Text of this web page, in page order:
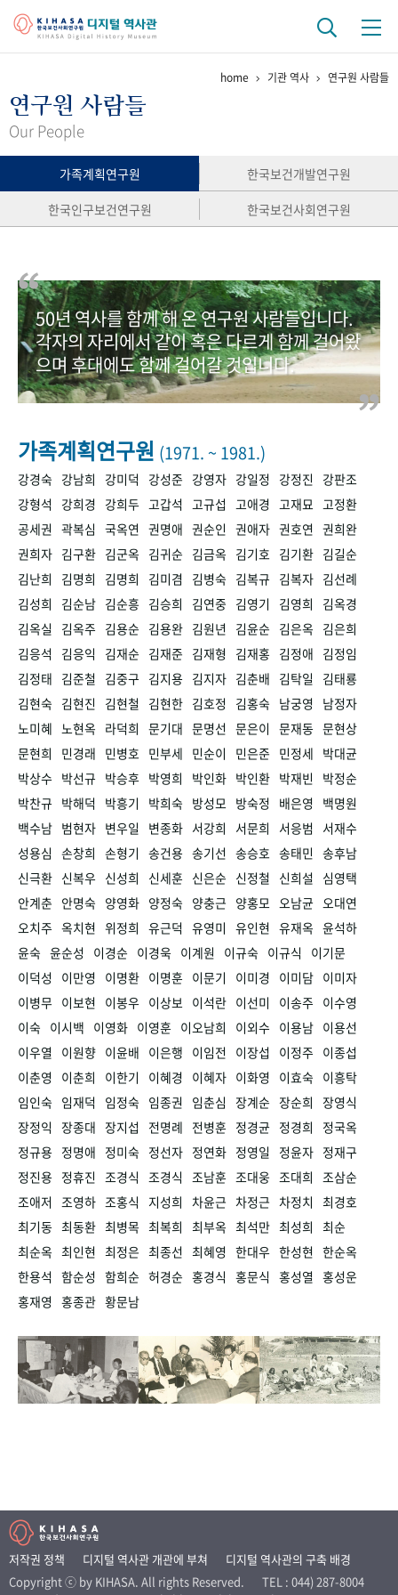
걸어온 길 기관 변천사
연구 역사
정책과 연구 키워드로 보는 연구 역사
연구자들
간행물 변천사
기록물 아카이브
사진 아카이브 문서 기록물 행정박물 영상 기록물
50+1주년 기념
+1
VR 역사관
home 기관 역사 연구원 사람들
연구원 사람들
Our People
가족계획연구원
한국보건개발연구원
한국인구보건연구원
한국보건사회연구원
50년 역사를 함께 해 온 연구원 사람들입니다.
각자의 자리에서 같이 혹은 다르게 함께 걸어왔
으며 후대에도 함께 걸어갈 것입니다.
가족계획연구원 (1971. ~ 1981.)
강경숙 강남희 강미덕 강성준 강영자 강일정 강정진
강판조
강형석
강희경 강희두 고갑석 고규섭 고애경 고재묘 고정환
공세권 곽복심 국옥연 권명애 권순인 권애자 권호연 권희완
권희자 김구환 김군옥 김귀순 김금옥 김기호 김기환 김길순
김난희
김명희 김명희 김미겸 김병숙 김복규 김복자 김선례
김성희
김순남 김순흥 김승희 김연중 김영기 김영희
김옥경
김옥실
김옥주 김용순 김용완 김원년 김윤순 김은옥 김은희
김응석
김응익 김재순 김재준 김재형 김재홍 김정애 김정임
김정태 김준철 김중구 김지용 김지자 김춘배 김탁일
김태룡
김현숙 김현진 김현철 김현한 김호정 김홍숙 남궁영
남정자
노미혜 노현옥 라덕희 문기대 문명선 문은이 문재동 문현상
문현희
민경래 민병호 민부세 민순이 민은준 민정세 박대균
박상수 박선규 박승후 박영희 박인화 박인환 박재빈
박정순
박찬규 박해덕 박흥기 박희숙 방성모 방숙정 배은영
백명원
백수남 범현자 변우일 변종화 서강희 서문희 서응범
서재수
성용심 손창희 손형기 송건용 송기선 송승호 송태민 송후남
신극환 신복우 신성희 신세훈 신은순 신정철 신희설
심영택
안계춘 안명숙 양영화 양정숙 양충근 양홍모 오남균 오대연
오치주 옥치현 위정희 유근덕 유영미 유인현 유재옥 윤석하
윤숙 윤순성 이경순 이경욱 이계원 이규숙 이규식
이기문
이덕성
이만영 이명환 이명훈 이문기 이미경 이미담 이미자
이병무 이보현 이봉우 이상보 이석란 이선미 이송주 이수영
이숙 이시백 이영화 이영훈 이오남희 이외수 이용남 이용선
이우열
이원향 이윤배 이은행 이임전 이장섭 이정주 이종섭
이춘영
이춘희 이한기 이혜경 이혜자 이화영 이효숙 이흥탁
임인숙 임재덕 임정숙 임종권 임춘심 장계순 장순희 장영식
장정익 장종대 장지섭 전명례 전병훈 정경균 정경희
정국옥
정규용 정명애 정미숙 정선자 정연화 정영일 정윤자 정재구
정진용 정휴진 조경식 조경식 조남훈 조대웅 조대희 조삼순
조애저 조영하 조홍식 지성희 차윤근 차정근 차정치 최경호
최기동 최동환 최병목 최복희 최부옥 최석만 최성희 최순
최순옥 최인현 최정은 최종선 최혜영 한대우 한성현 한순옥
한용석 함순성 함희순 허경순 홍경식 홍문식 홍성열 홍성운
홍재영 홍종관 황문남
저작권 정책 디지털 역사관 개관에 부쳐
디지털 역사관의 구축 배경
Copyright ⓒ by KIHASA. All rights Reserved.
TEL : 044) 287-8004